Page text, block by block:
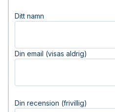
Ditt namn
Din email (visas aldrig)
Din recension (frivillig)